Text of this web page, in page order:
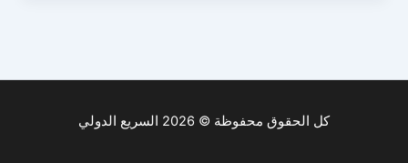
كل الحقوق محفوظة © 2026 السريع الدولي